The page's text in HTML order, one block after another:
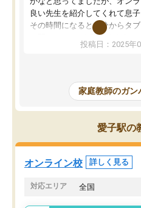
良い先生を紹介してくれて息
その時間になると自分からタブ
を開いてzoomを繋げるように
た！5科目なんでもOKなのもと
めて1年ほどだった今では平均
科目が増えてきました！あと1
であるので無料の週末教室を
がら頑張って欲しいと思いま
投稿日：2025年
家庭教師のガン
愛子駅の
オンライン校 詳しく見る
対応エリア 全国